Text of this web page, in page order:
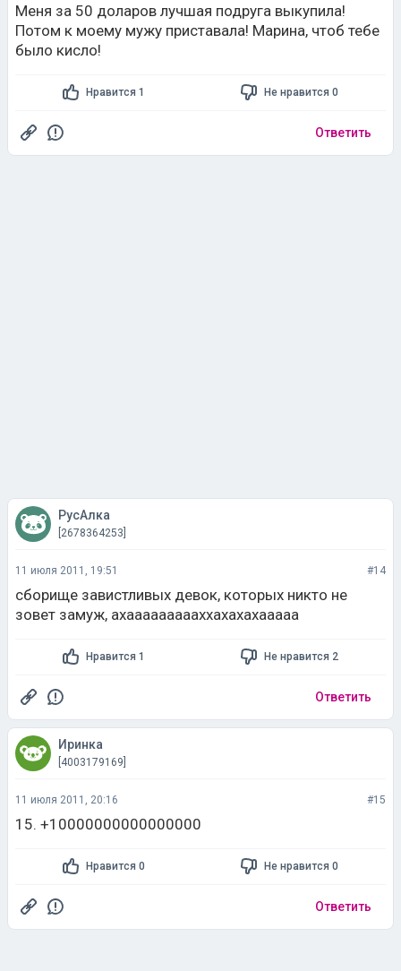
Меня за 50 доларов лучшая подруга выкупила!
Потом к моему мужу приставала! Марина, чтоб тебе
было кисло!
Нравится 1 Не нравится 0
Ответить
РусАлка
[2678364253]
11 июля 2011, 19:51 #14
сборище завистливых девок, которых никто не
зовет замуж, ахаааааааааххахахахааааа
Нравится 1 Не нравится 2
Ответить
Иринка
[4003179169]
11 июля 2011, 20:16 #15
15. +10000000000000000
Нравится 0 Не нравится 0
Ответить